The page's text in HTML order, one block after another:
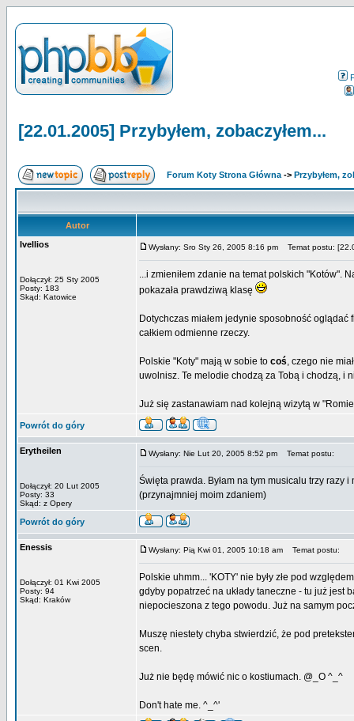
[22.01.2005] Przybyłem, zobaczyłem...
Forum Koty Strona Główna -> Przybyłem,
Autor
Ivellios
Dołączył: 25 Sty 2005
Posty: 183
Skąd: Katowice
Wysłany: Sro Sty 26, 2005 8:16 pm Temat postu:
...i zmieniłem zdanie na temat polskich "Kotów".
pokazała prawdziwą klasę
Dotychczas miałem jedynie sposobność
całkiem odmienne rzeczy.
Polskie "Koty" mają w sobie to coś, czego nie
uwolnisz. Te melodie chodzą za Tobą i chodzą, i
Już się zastanawiam nad kolejną wizytą w
Powrót do góry
Erytheilen
Dołączył: 20 Lut 2005
Posty: 33
Skąd: z Opery
Wysłany: Nie Lut 20, 2005 8:52 pm Temat postu:
Święta prawda. Byłam na tym musicalu trzy razy
(przynajmniej moim zdaniem)
Powrót do góry
Enessis
Dołączył: 01 Kwi 2005
Posty: 94
Skąd: Kraków
Wysłany: Pią Kwi 01, 2005 10:18 am Temat postu:
Polskie uhmm... 'KOTY' nie były złe pod
gdyby popatrzeć na układy taneczne - tu już jest
niepocieszona z tego powodu. Już na samym
Muszę niestety chyba stwierdzić, że pod
scen.
Już nie będę mówić nic o kostiumach. @_O ^_^
Don't hate me. ^_^'